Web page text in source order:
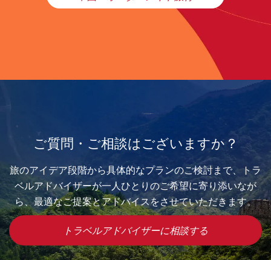
ご質問・ご相談はございますか？
旅のアイデア段階から具体的なプランのご検討まで、トラ
ベルアドバイザーが一人ひとりのご希望に寄り添いなが
ら、最適なご提案とアドバイスをさせていただきます。
トラベルアドバイザーに相談する